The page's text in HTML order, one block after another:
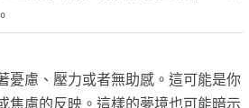
憂慮、壓力或者無助感。這可能是你
焦慮的反映。這樣的夢境也可能暗示